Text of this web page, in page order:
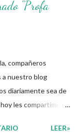
"Profa
compañeros
a nuestro blog
diariamente sea de
les compartimos
que es el
LEER»